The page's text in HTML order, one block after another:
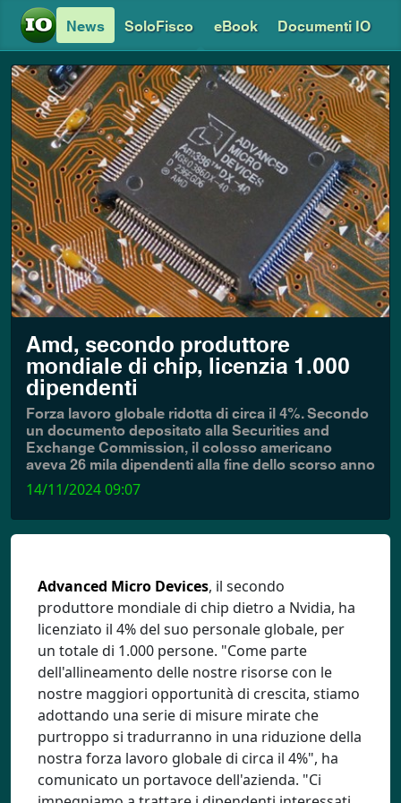
News SoloFisco eBook Documenti IO
Amd, secondo produttore
mondiale di chip, licenzia 1.000
dipendenti
Forza lavoro globale ridotta di circa il 4%. Secondo
un documento depositato alla Securities and
Exchange Commission, il colosso americano
aveva 26 mila dipendenti alla fine dello scorso anno
14/11/2024 09:07
Advanced Micro Devices, il secondo
produttore mondiale di chip dietro a Nvidia, ha
licenziato il 4% del suo personale globale, per
un totale di 1.000 persone. "Come parte
dell'allineamento delle nostre risorse con le
nostre maggiori opportunità di crescita, stiamo
adottando una serie di misure mirate che
purtroppo si tradurranno in una riduzione della
nostra forza lavoro globale di circa il 4%", ha
comunicato un portavoce dell'azienda. "Ci